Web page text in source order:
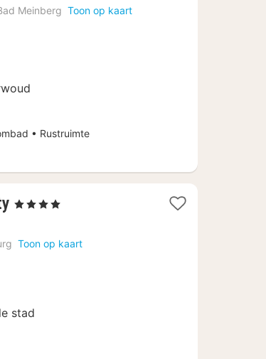
Meinberg Toon op kaart
• Rustruimte
2
vanaf
€
, 4 Sterren
Toon op kaart
stad